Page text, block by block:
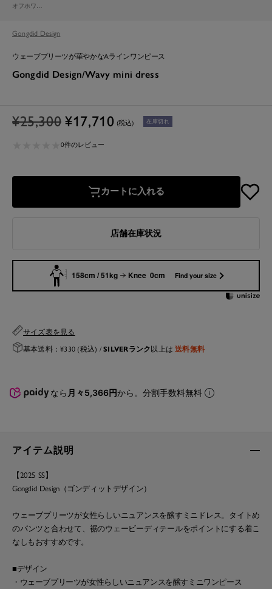
オフホワイト
アイテム説明
【2025 SS】
Gongdid Design（ゴンディットデザイン）
ウェーブプリーツが女性らしいニュアンスを醸すミニドレス。タイトめ
のパンツと合わせて、裾のウェービーディテールをポイントにする着こ
なしもおすすめです。
■デザイン
・ウェーブプリーツが女性らしいニュアンスを醸すミニワンピース
Gongdid Design
ウェーブプリーツが華やかなAラインワンピース
Gongdid Design/Wavy mini dress
通
¥25,300 セ
ル
格
¥17,710 (税込) 在庫切れ
0件のレビュー
カートに入れる
店舗在庫状況
158cm / 51kg Knee 0cm Find your size
サイズ表を見る
基本送料：¥330 (税込) /SILVERランク 以上は送料無料
なら 月々5,366円から。分割手数料無料